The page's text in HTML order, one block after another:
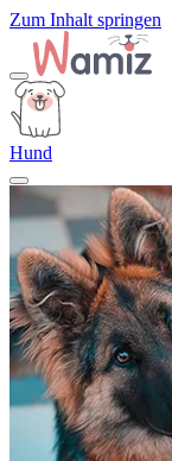
Zum Inhalt springen
Hund